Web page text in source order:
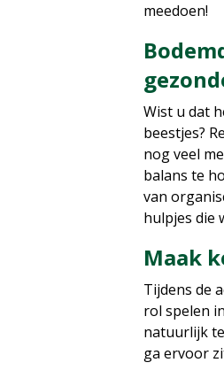
meedoen!
Wist u dat
beestjes?
nog veel
balans te
van
hulpjes die
Maak
Tijdens de
rol spelen
natuurlijk
ga ervoor